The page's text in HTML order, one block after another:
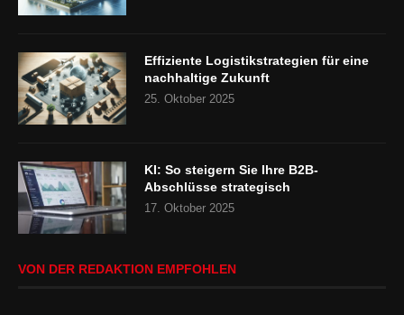
Effiziente Logistikstrategien für eine
nachhaltige Zukunft
25. Oktober 2025
KI: So steigern Sie Ihre B2B-
Abschlüsse strategisch
17. Oktober 2025
VON DER REDAKTION EMPFOHLEN